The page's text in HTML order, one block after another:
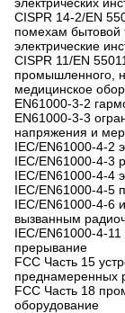
CISPR 14-2/EN
помехам бытовой
электрические
CISPR 11/EN 55011
промышленного,
медицинское
EN61000-3-2
EN61000-3-3
напряжения и
IEC/EN61000-4-2
IEC/EN61000-4-3
IEC/EN61000-4-4
IEC/EN61000-4-5
IEC/EN61000-4-6
вызванным
IEC/EN61000-4-11
прерывание
FCC Часть 15
преднамеренных
FCC Часть 18
оборудование